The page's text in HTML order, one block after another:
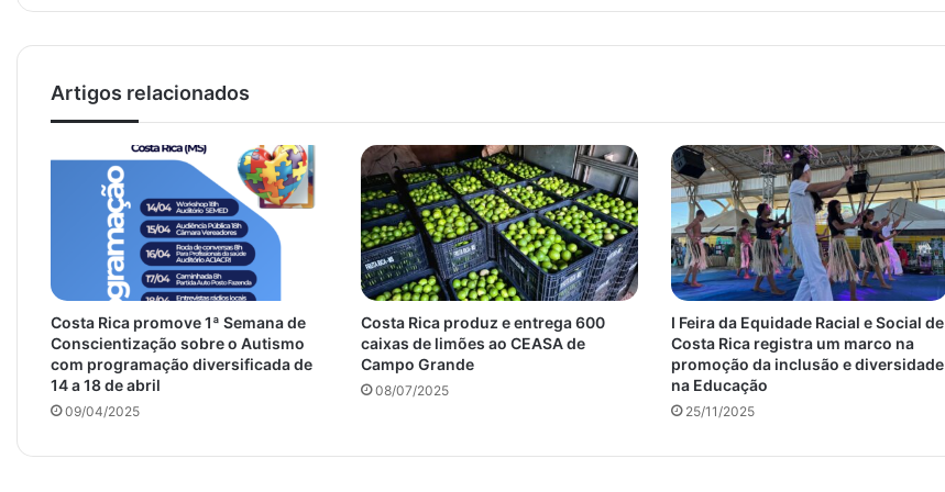
Artigos relacionados
Costa Rica promove 1ª Semana de
Conscientização sobre o Autismo
com programação diversificada de
14 a 18 de abril
09/04/2025
Costa Rica produz e entrega 600
caixas de limões ao CEASA de
Campo Grande
08/07/2025
I Feira da Equidade Racial e Social de
Costa Rica registra um marco na
promoção da inclusão e diversidade
na Educação
25/11/2025